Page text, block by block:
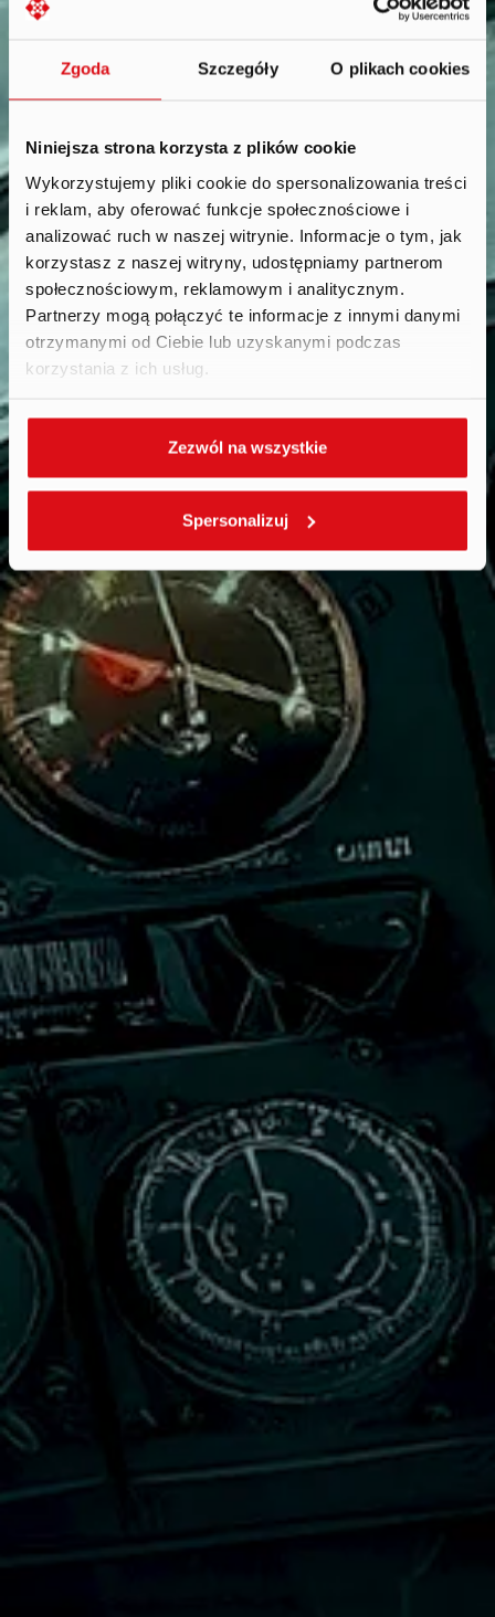
Zgoda Szczegóły O plikach cookies
Niniejsza strona korzysta z plików cookie
Wykorzystujemy pliki cookie do spersonalizowania treści
i reklam, aby oferować funkcje społecznościowe i
analizować ruch w naszej witrynie. Informacje o tym, jak
korzystasz z naszej witryny, udostępniamy partnerom
społecznościowym, reklamowym i analitycznym.
Partnerzy mogą połączyć te informacje z innymi danymi
otrzymanymi od Ciebie lub uzyskanymi podczas
korzystania z ich usług.
Zezwól na wszystkie
Spersonalizuj
Reports.